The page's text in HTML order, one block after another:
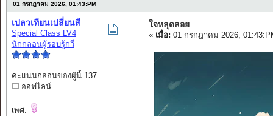
01 กรกฎาคม 2026, 01:43:PM
เปลวเทียนเปลี่ยนสี
Special Class LV4
นักกลอนผู้รอบรู้กวี
คะแนนกลอนของผู้นี้ 137
ออฟไลน์
เพศ:
ใจหลุดลอย
« เมื่อ: 01 กรกฎาคม 2026,